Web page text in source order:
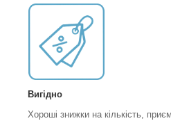
Вигідно
Хороші знижки на кількість,